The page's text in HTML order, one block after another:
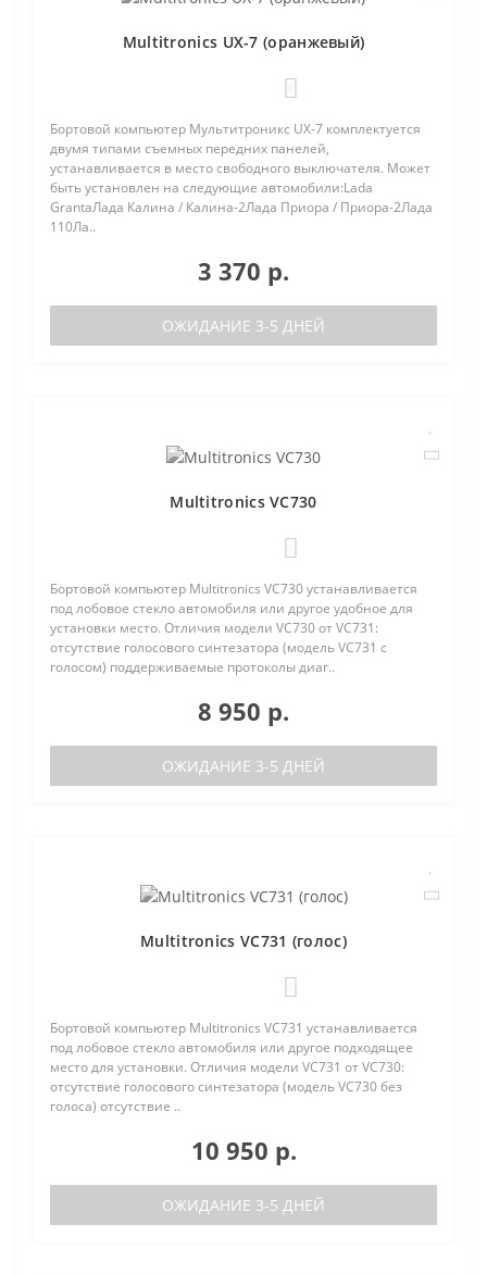
Multitronics UX-7 (оранжевый)
Бортовой компьютер Мультитроникс UX-7 комплектуется
двумя типами съемных передних панелей,
устанавливается в место свободного выключателя. Может
быть установлен на следующие автомобили:Lada
GrantaЛада Калина / Калина-2Лада Приора / Приора-2Лада
110Ла..
3 370 р.
ОЖИДАНИЕ 3-5 ДНЕЙ
Multitronics VC730
Бортовой компьютер Multitronics VC730 устанавливается
под лобовое стекло автомобиля или другое удобное для
установки место. Отличия модели VC730 от VC731:
отсутствие голосового синтезатора (модель VC731 с
голосом) поддерживаемые протоколы диаг..
8 950 р.
ОЖИДАНИЕ 3-5 ДНЕЙ
Multitronics VC731 (голос)
Бортовой компьютер Multitronics VC731 устанавливается
под лобовое стекло автомобиля или другое подходящее
место для установки. Отличия модели VC731 от VC730:
отсутствие голосового синтезатора (модель VC730 без
голоса) отсутствие ..
10 950 р.
ОЖИДАНИЕ 3-5 ДНЕЙ